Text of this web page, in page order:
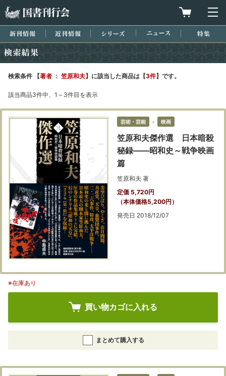
買物カゴを
新刊情報 近刊情報 シリーズ ニュース
検索条件 【著者 ： 笠原和夫】に該当した商品は【3件】です。
該当商品3件中、1～3件目を表示
芸術・芸能 ＞ 映画
笠原和夫傑作選 日本暗殺
秘録――昭和史～戦争映画
篇
笠原和夫 著
定価 5,720円
（本体価格5,200円）
発売日 2018/12/07
※在庫あり
買い物カゴに入れる
まとめて購入する